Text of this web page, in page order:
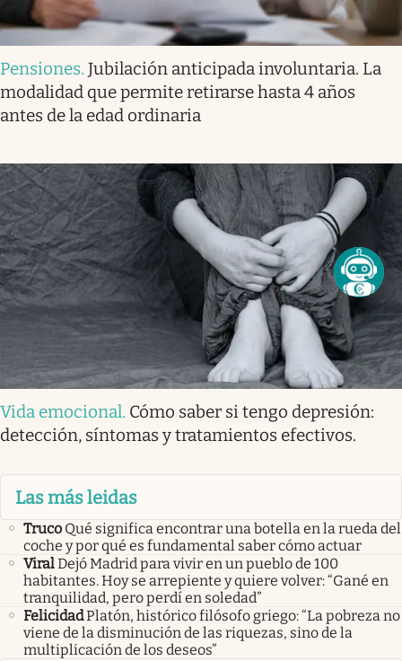
Pensiones. Jubilación anticipada involuntaria. La
modalidad que permite retirarse hasta 4 años
antes de la edad ordinaria
Vida emocional. Cómo saber si tengo depresión:
detección, síntomas y tratamientos efectivos.
Las más leidas
Truco Qué significa encontrar una botella en la rueda del
coche y por qué es fundamental saber cómo actuar
ViralDejó Madrid para vivir en un pueblo de 100
habitantes. Hoy se arrepiente y quiere volver: “Gané en
tranquilidad, pero perdí en soledad”
FelicidadPlatón, histórico filósofo griego: “La pobreza no
viene de la disminución de las riquezas, sino de la
multiplicación de los deseos”